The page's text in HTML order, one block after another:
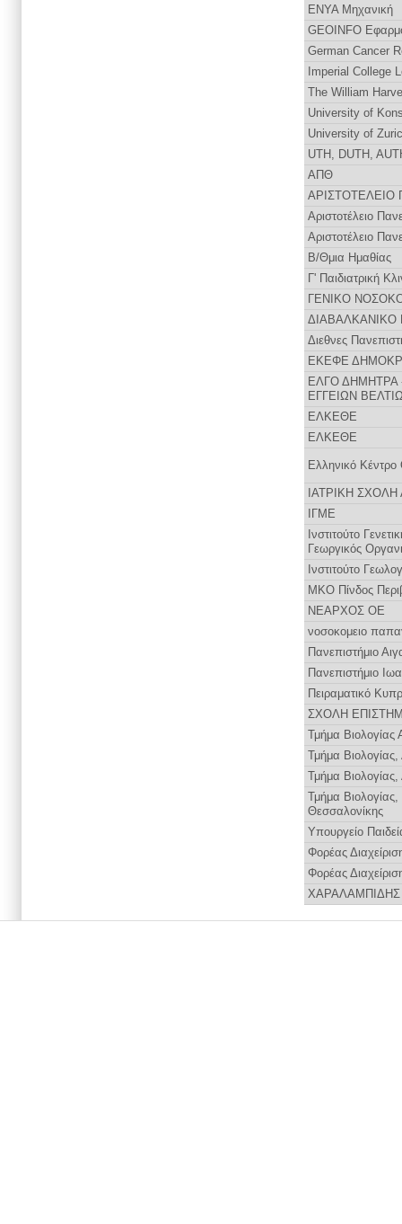
ENYA Mηχανική
GEOINFO
German Cancer
Imperial College
The William
University of
University of
UTH, DUTH,
ΑΠΘ
ΑΡΙΣΤΟΤΕΛΕΙΟ
Αριστοτέλειο
Αριστοτέλειο
Β/Θμια Ημαθίας
Γ' Παιδιατρική
ΓΕΝΙΚΟ
Διεθνες
ΕΚΕΦΕ
ΕΛΓΟ ΔΗΜΗΤΡΑ
ΕΓΓΕΙΩΝ
ΕΛΚΕΘΕ
ΕΛΚΕΘΕ
Ελληνικό
ΙΑΤΡΙΚΗ
ΙΓΜΕ
Ινστιτούτο
Γεωργικός
Ινστιτούτο
ΜΚΟ Πίνδος
ΝΕΑΡΧΟΣ ΟΕ
νοσοκομειο
Πανεπιστήμιο
Πανεπιστήμιο
Πειραματικό
ΣΧΟΛΗ
Τμήμα
Τμήμα
Τμήμα Βιολογίας,
Τμήμα
Θεσσαλονίκης
Υπουργείο
Φορέας
Φορέας
ΧΑΡΑΛΑΜΠΙΔΗΣ